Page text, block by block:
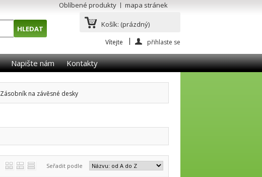
Oblíbené produkty mapa stránek
Košík: (prázdný)
Vítejte přihlaste se
Napište nám Kontakty
Zásobník na závěsné desky
Seřadit podle